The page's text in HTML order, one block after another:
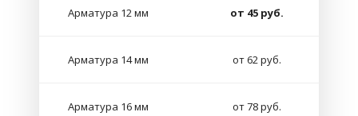
Арматура 12 мм от 45 руб.
Арматура 14 мм от 62 руб.
Арматура 16 мм от 78 руб.